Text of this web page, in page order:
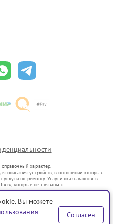
характер.
описания устройств, в отношении которых
по ремонту. Услуги оказываются в
которые не связаны с
представителями.
в гражданский оборот в соответствии
индивидуализации услуг или введения
о предоставляемых услугах по
Вы можете
Согласен